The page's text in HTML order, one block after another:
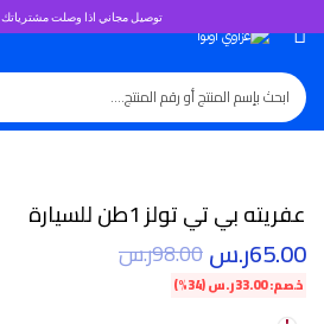
توصيل مجاني اذا وصلت مشترياتك 299 ريال
عفريته بي تي تولز 1طن للسيارة
65.00ر.س98.00ر.س
خصم:33.00ر.س(34%)